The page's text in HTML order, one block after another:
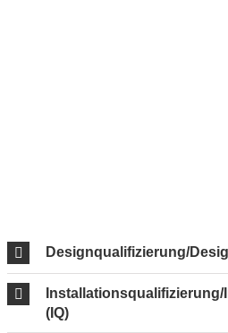
Designqualifizierung/
(IQ)